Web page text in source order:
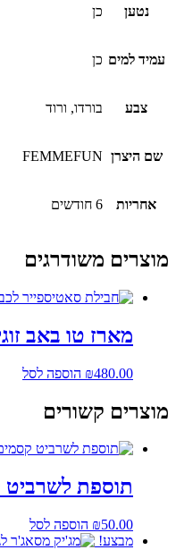
נטען כן
עמיד למים כן
צבע בורדו, ורוד
שם היצרן FEMMEFUN
אחריות 6 חודשים
מוצרים משודרגים
מארז טו באב
₪480.00 הוספה לסל
מוצרים קשורים
תוספת לשרביט
₪50.00
הוספה לסל
מבצע!